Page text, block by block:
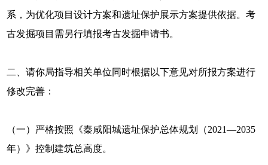
系，为优化项目设计方案和遗址保护展示方案提供依据。考
古发掘项目需另行填报考古发掘申请书。
二、请你局指导相关单位同时根据以下意见对所报方案进行
修改完善：
（一）严格按照《秦咸阳城遗址保护总体规划（2021—2035
年）》控制建筑总高度。